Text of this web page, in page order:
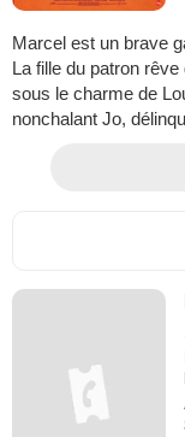
Marcel est un brave
La fille du patron
sous le charme de
nonchalant Jo,